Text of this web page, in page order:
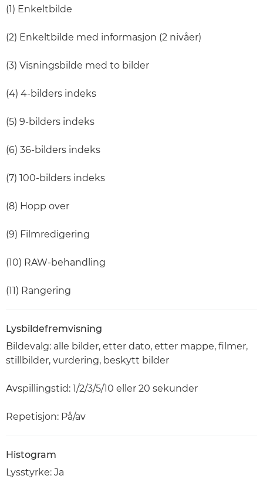
(1) Enkeltbilde
(2) Enkeltbilde med informasjon (2 nivåer)
(3) Visningsbilde med to bilder
(4) 4-bilders indeks
(5) 9-bilders indeks
(6) 36-bilders indeks
(7) 100-bilders indeks
(8) Hopp over
(9) Filmredigering
(10) RAW-behandling
(11) Rangering
Lysbildefremvisning
Bildevalg: alle bilder, etter dato, etter mappe, filmer,
stillbilder, vurdering, beskytt bilder
Avspillingstid: 1/2/3/5/10 eller 20 sekunder
Repetisjon: På/av
Histogram
Lysstyrke: Ja